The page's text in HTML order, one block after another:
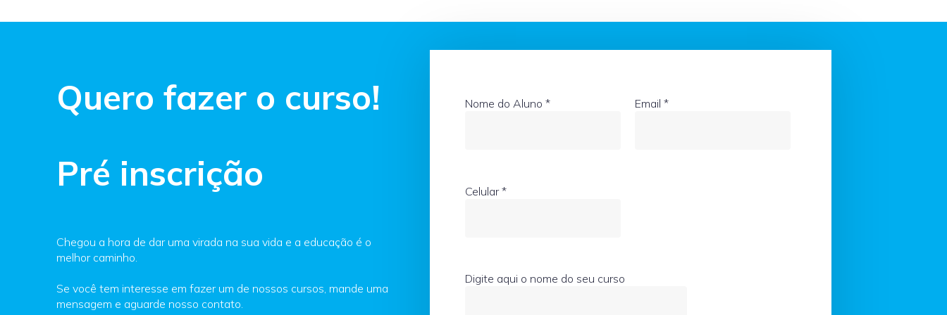
Quero fazer o curso!
Pré inscrição
Chegou a hora de dar uma virada na sua vida e a educação é o
melhor caminho.
Se você tem interesse em fazer um de nossos cursos, mande uma
mensagem e aguarde nosso contato.
Nome do Aluno * Email *
Celular*
Digite aqui o nome do seu curso